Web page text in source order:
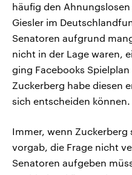
häufig den
Giesler im
Senatoren aufgrund
nicht in der Lage waren,
ging Facebooks
Zuckerberg habe diesen
sich entscheiden können.
Immer, wenn
vorgab, die Frage nicht
Senatoren aufgeben